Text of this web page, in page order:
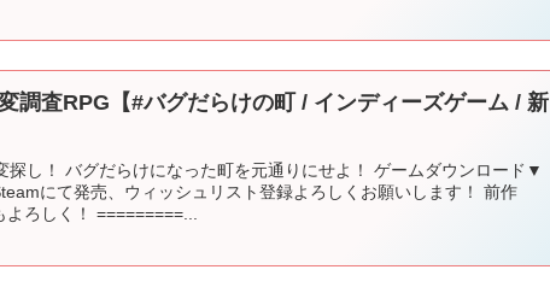
調査RPG【#バグだらけの町 / インディーズゲーム / 新
探し！ バグだらけになった町を元通りにせよ！ ゲームダウンロード▼
にて発売、ウィッシュリスト登録よろしくお願いします！ 前作
よろしく！ =========...